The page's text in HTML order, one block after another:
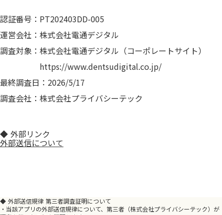
認証番号：PT202403DD-005
運営会社：株式会社電通デジタル
調査対象：株式会社電通デジタル（コーポレートサイト）
https://www.dentsudigital.co.jp/
最終調査日：2026/5/17
調査会社：株式会社プライバシーテック
◆ 外部リンク
外部送信について
◆ 外部送信規律 第三者調査証明について
・当該アプリの外部送信規律について、第三者（株式会社プライバシーテック）が